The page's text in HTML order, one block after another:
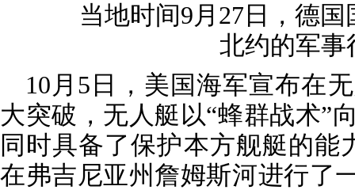
当地时间9月27日，德国
北约的军事
10月5日，美国海军宣布在
大突破，无人艇以“蜂群战术”
同时具备了保护本方舰艇的能
在弗吉尼亚州詹姆斯河进行了